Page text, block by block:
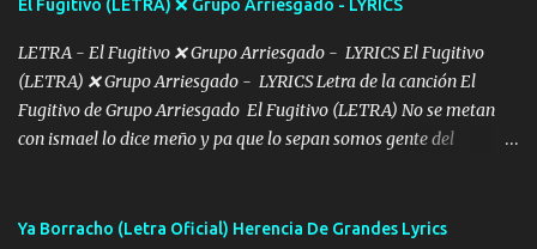
pensar... Que tú ya no vas a estar Pasarán... Solito me dejaras
Intentar... ...
El Fugitivo (LETRA) ❌ Grupo Arriesgado - LYRICS
LETRA - El Fugitivo ❌ Grupo Arriesgado - LYRICS El Fugitivo
(LETRA) ❌ Grupo Arriesgado - LYRICS Letra de la canción El
Fugitivo de Grupo Arriesgado El Fugitivo (LETRA) No se metan
con ismael lo dice meño y pa que lo sepan somos gente del
grande traemos la bandera 04 se oye por los radios y bien
Ya Borracho (Letra Oficial) Herencia De Grandes Lyrics